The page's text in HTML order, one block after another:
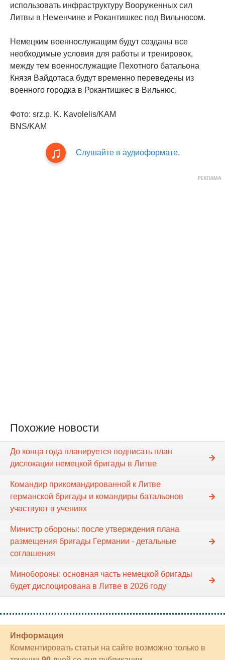
использовать инфраструктуру Вооруженных сил
Литвы в Неменчине и Рокантишкес под Вильнюсом.
Немецким военнослужащим будут созданы все
необходимые условия для работы и тренировок,
между тем военнослужащие Пехотного батальона
Князя Вайдотаса будут временно переведены из
военного городка в Рокантишкес в Вильнюс.
Фото: srz.p. K. Kavolelis/KAM
BNS/KAM
Слушайте в аудиоформате.
Похожие новости
До конца года планируется подписать план
дислокации немецкой бригады в Литве
Командир прикомандированной к Литве
германской бригады и командиры батальонов
участвуют в учениях
Министр обороны: после утверждения плана
размещения бригады Германии - детальные
соглашения
Минобороны: основная часть немецкой бригады
будет дислоцирована в Литве в 2026 году
Информация
Комментировать статьи на сайте возможно только в